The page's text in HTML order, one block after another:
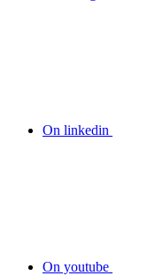
On linkedin
On youtube